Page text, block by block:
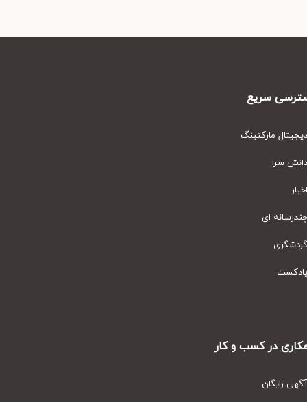
سریع
مارکتینگ
سرا
ای
در کسب و کار
رایگان